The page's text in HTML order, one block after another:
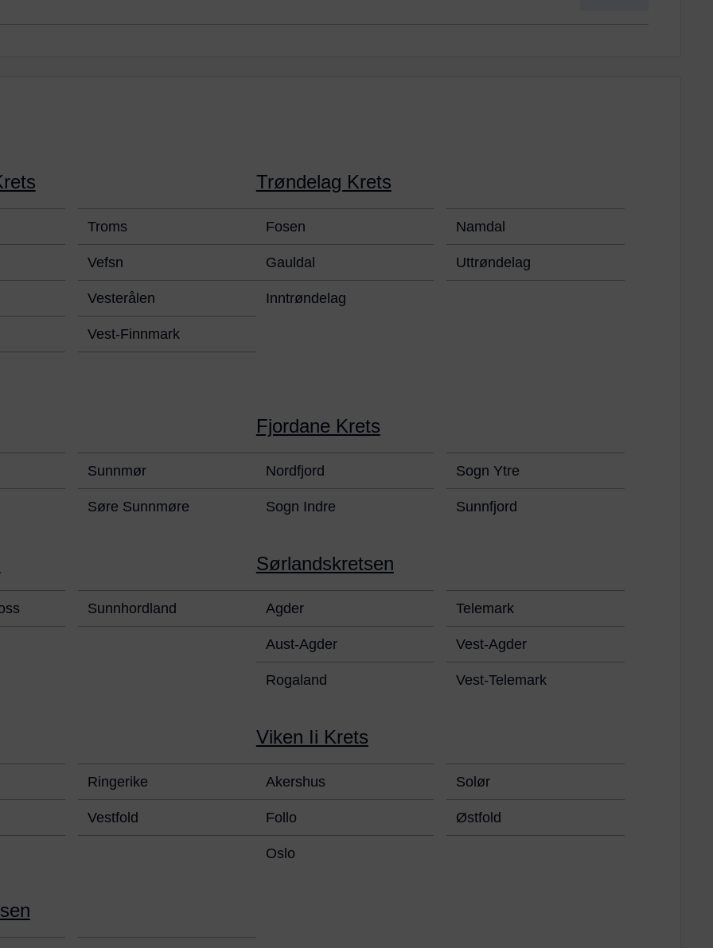
Troms
Vefsn
Vesterålen
Vest-Finnmark
Trøndelag Krets
Fosen
Gauldal
Inntrøndelag
Namdal
Uttrøndelag
Sunnmør
Søre Sunnmøre
Fjordane Krets
Nordfjord
Sogn Indre
Sogn Ytre
Sunnfjord
Sunnhordland
Sørlandskretsen
Agder
Aust-Agder
Rogaland
Telemark
Vest-Agder
Vest-Telemark
Ringerike
Vestfold
Viken Ii Krets
Akershus
Follo
Oslo
Solør
Østfold